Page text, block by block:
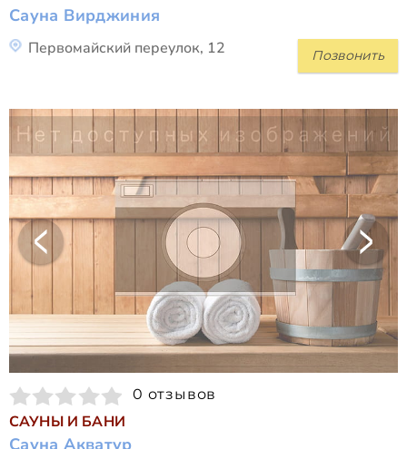
Сауна Вирджиния
Позвонить
Первомайский переулок, 12
0 отзывов
САУНЫ И БАНИ
Сауна Акватур